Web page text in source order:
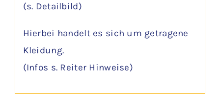
(s. Detailbild)
Hierbei handelt es sich um getragene
Kleidung.
(Infos s. Reiter Hinweise)